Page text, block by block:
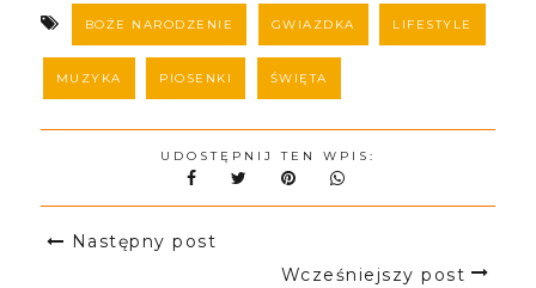
BOŻE NARODZENIE GWIAZDKA LIFESTYLE
MUZYKA PIOSENKI ŚWIĘTA
UDOSTĘPNIJ TEN WPIS:
Następny post
Wcześniejszy post